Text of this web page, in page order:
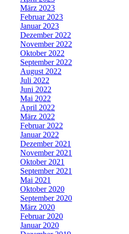
März 2023
Februar 2023
Januar 2023
Dezember 2022
November 2022
Oktober 2022
September 2022
August 2022
Juli 2022
Juni 2022
Mai 2022
April 2022
März 2022
Februar 2022
Januar 2022
Dezember 2021
November 2021
Oktober 2021
September 2021
Mai 2021
Oktober 2020
September 2020
März 2020
Februar 2020
Januar 2020